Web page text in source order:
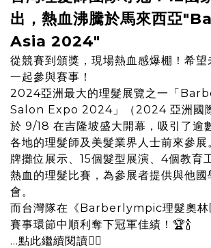
出，熱血沸騰於馬來西亞
Asia 2024"
從競賽到頒獎，現場熱血感爆棚！希
一起參與賽事！
2024亞洲最大的理髮展覽之一「
Salon Expo 2024」（2024 亞洲國際
於 9/18 在吉隆坡盛大開幕，吸引了逾
各地的理髮師及美髮業界人士前來參展
牌攤位展示、15個髮型展演、4個教育
熱血的理髮比賽，為參展者提供與他
會。
而台灣隊在《Barberlympic理髮奧林
賽事環節中順利奪下冠軍佳績！🏆🍾️
...點此繼續閱讀✍🏼